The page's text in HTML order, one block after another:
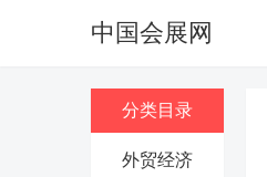
中国会展网
分类目录
外贸经济